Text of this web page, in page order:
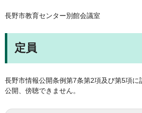
長野市教育センター別館会議室
定員
長野市情報公開条例第7条第2項及び第5項に
公開、傍聴できません。